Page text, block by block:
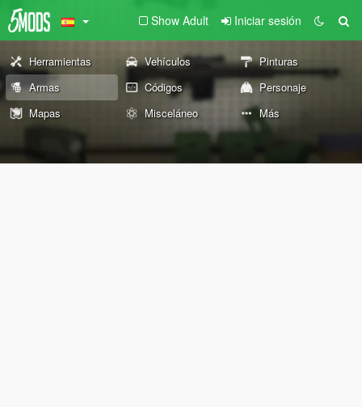
Show Adult Iniciar sesión
Herramientas Vehículos
Pinturas
Armas
Códigos
Personaje
Mapas
Misceláneo Más